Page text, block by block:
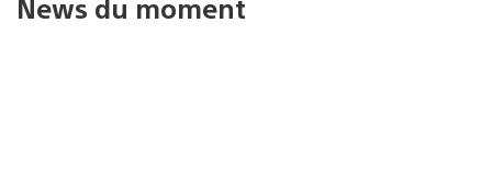
News du moment